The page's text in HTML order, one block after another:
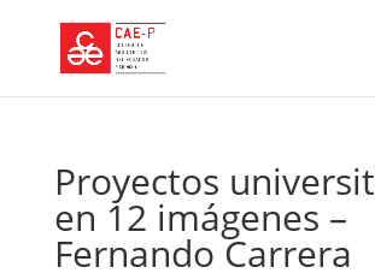
Proyectos
en 12 imágenes –
Fernando Carrera